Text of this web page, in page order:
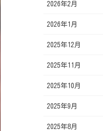
2026年2月
2026年1月
2025年12月
2025年11月
2025年10月
2025年9月
2025年8月